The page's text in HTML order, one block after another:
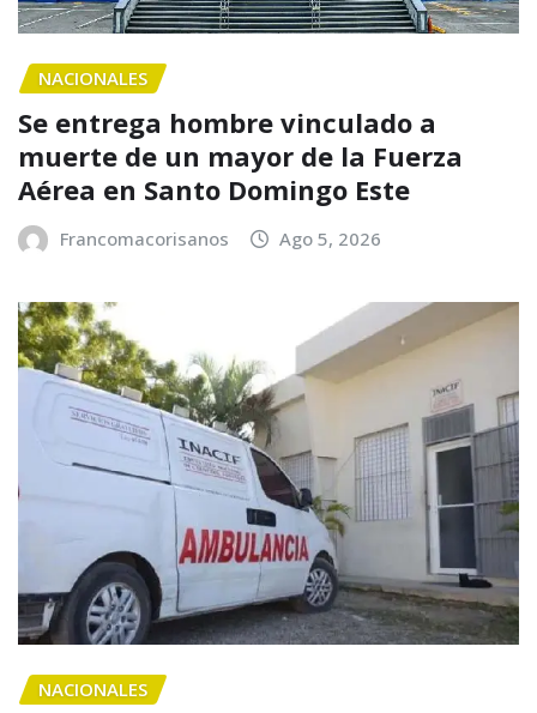
NACIONALES
Se entrega hombre vinculado a
muerte de un mayor de la Fuerza
Aérea en Santo Domingo Este
Francomacorisanos Ago 5, 2026
NACIONALES